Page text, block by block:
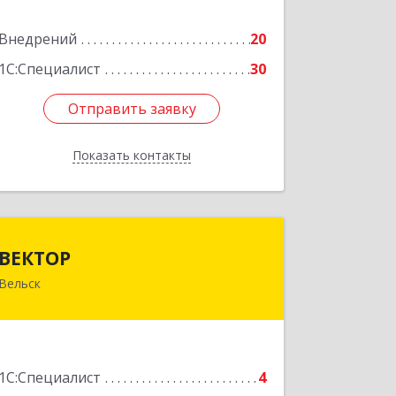
Внедрений
20
1С:Специалист
30
Отправить заявку
Показать контакты
Подробнее
Отправить заявку
Назад
ВЕКТОР
Вельск
1С:Специалист 4
165150, Архангельская обл, Вельский
Подробнее